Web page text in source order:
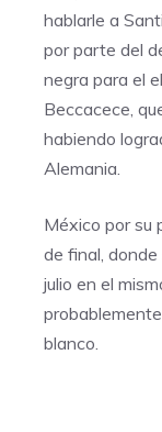
hablarle a
por parte del
negra para el
Beccacece,
habiendo
Alemania.
México por su
de final,
julio en el
blanco.